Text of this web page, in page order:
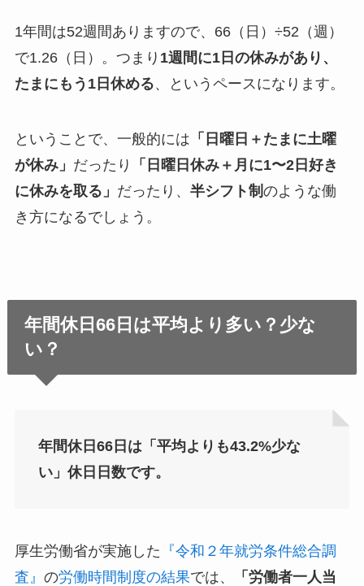
1年間は52週間ありますので、66（日）÷52（週）
で1.26（日）。つまり 1週間に1日の休みがあり、
たまにもう1日休める、というペースになります。
ということで、一般的には 「日曜日＋たまに土曜
が休み」 だったり
「日曜日休み＋月に1〜2日好き
に休みを取る」 だったり、 半シフト制 のような働
き方になるでしょう。
年間休日66日は平均より多い？少な
い？
年間休日66日は「平均よりも43.2%少な
い」休日日数です。
厚生労働省が実施した 『令和２年就労条件総合調
査』 の労働時間制度の結果では、
「労働者一人当